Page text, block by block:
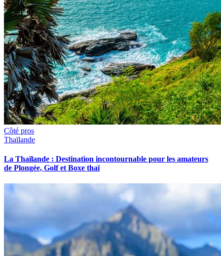
Côté pros
Thaïlande
La Thaïlande : Destination incontournable pour les amateurs
de Plongée, Golf et Boxe thaï